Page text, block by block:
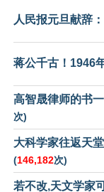
人民报元旦献辞
蒋公千古！1946
高智晟律师的书
次)
大科学家往返天
(146,182次)
若不改,天文学家